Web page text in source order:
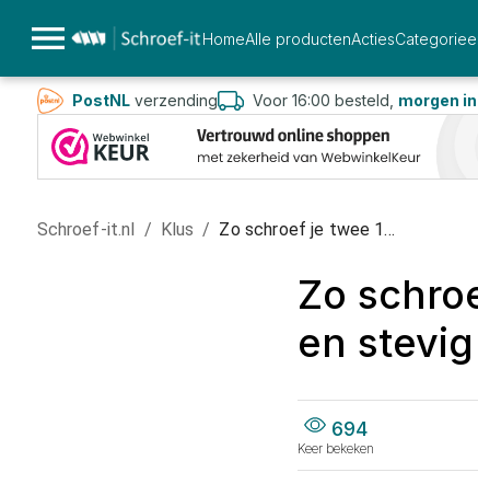
HomeAlle productenActies
PostNLverzending Voor 16:00 besteld, morgen
Schroef-it.nl / Klus / Zo schroef je twee 1...
Zo
en
694
Keer bekeken